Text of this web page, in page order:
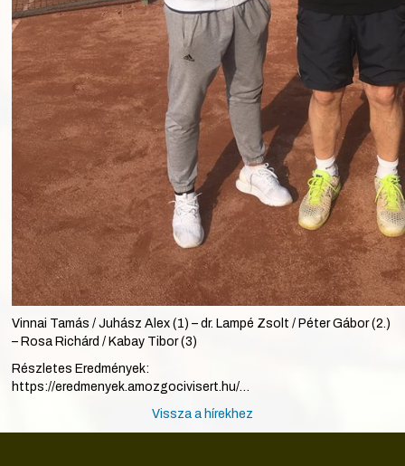
Vinnai Tamás / Juhász Alex (1) – dr. Lampé Zsolt / Péter Gábor (2.)
– Rosa Richárd / Kabay Tibor (3)
Részletes Eredmények:
https://eredmenyek.amozgocivisert.hu/…
Vissza a hírekhez